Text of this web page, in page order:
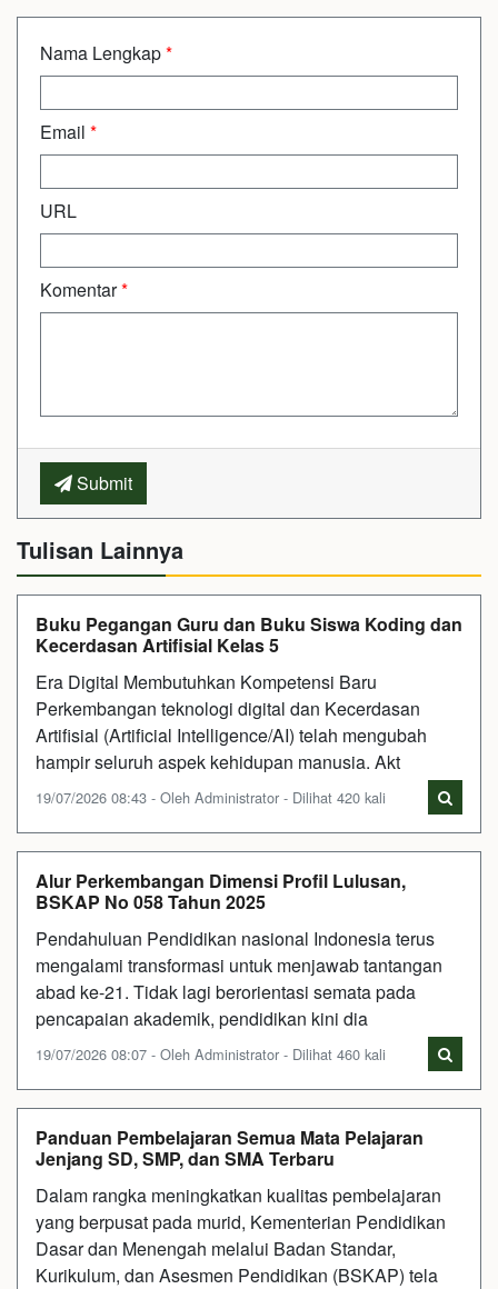
Nama Lengkap*
Email *
URL
Komentar*
Submit
Tulisan Lainnya
Buku Pegangan Guru dan Buku Siswa Koding dan
Kecerdasan Artifisial Kelas 5
Era Digital Membutuhkan Kompetensi Baru
Perkembangan teknologi digital dan Kecerdasan
Artifisial (Artificial Intelligence/AI) telah mengubah
hampir seluruh aspek kehidupan manusia. Akt
19/07/2026 08:43 - Oleh Administrator - Dilihat 420 kali
Alur Perkembangan Dimensi Profil Lulusan,
BSKAP No 058 Tahun 2025
Pendahuluan Pendidikan nasional Indonesia terus
mengalami transformasi untuk menjawab tantangan
abad ke-21. Tidak lagi berorientasi semata pada
pencapaian akademik, pendidikan kini dia
19/07/2026 08:07 - Oleh Administrator - Dilihat 460 kali
Panduan Pembelajaran Semua Mata Pelajaran
Jenjang SD, SMP, dan SMA Terbaru
Dalam rangka meningkatkan kualitas pembelajaran
yang berpusat pada murid, Kementerian Pendidikan
Dasar dan Menengah melalui Badan Standar,
Kurikulum, dan Asesmen Pendidikan (BSKAP) tela